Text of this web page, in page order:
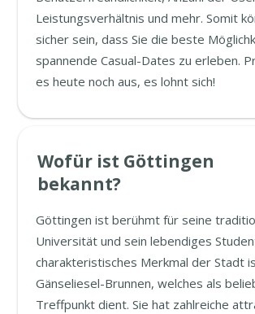
Leistungsverhältnis und mehr. Somit
sicher sein, dass Sie die beste
spannende Casual-Dates zu erleben.
es heute noch aus, es lohnt sich!
Wofür ist Göttingen
bekannt?
Göttingen ist berühmt für seine
Universität und sein lebendiges
charakteristisches Merkmal der Stadt
Gänseliesel-Brunnen, welches als
Treffpunkt dient. Sie hat zahlreiche